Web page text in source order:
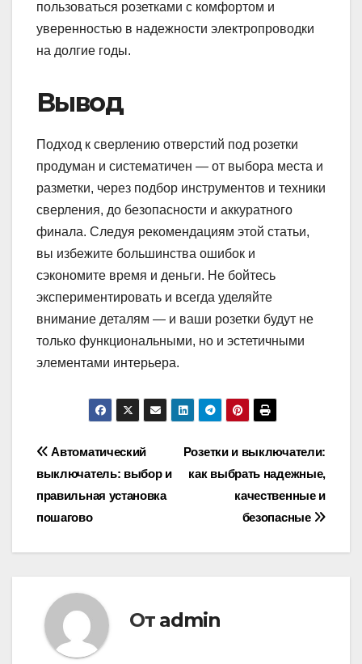
пользоваться розетками с комфортом и
уверенностью в надежности электропроводки
на долгие годы.
Вывод
Подход к сверлению отверстий под розетки
продуман и систематичен — от выбора места и
разметки, через подбор инструментов и техники
сверления, до безопасности и аккуратного
финала. Следуя рекомендациям этой статьи,
вы избежите большинства ошибок и
сэкономите время и деньги. Не бойтесь
экспериментировать и всегда уделяйте
внимание деталям — и ваши розетки будут не
только функциональными, но и эстетичными
элементами интерьера.
Навигация
по
записям
Розетки и выключатели:
как выбрать надежные,
качественные и
безопасные
Автоматический
выключатель: выбор и
правильная установка
пошагово
От admin